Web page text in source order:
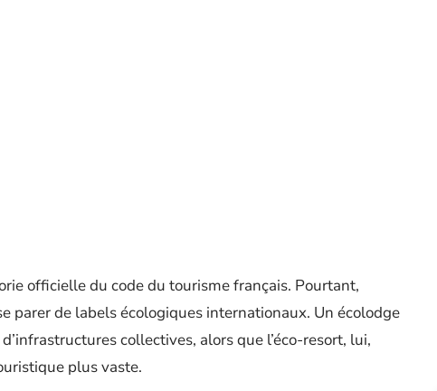
officielle du code du tourisme français. Pourtant,
parer de labels écologiques internationaux. Un écolodge
collectives, alors que l’éco-resort, lui,
plus vaste.